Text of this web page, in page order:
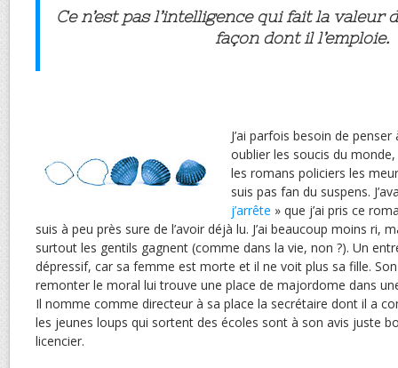
Ce n’est pas l’intelligence qui fait la valeur
façon dont il l’emploie.
J’ai parfois besoin de
oublier les soucis du
les romans policiers les
suis pas fan du suspens.
j’arrête » que j’ai pris ce
suis à peu près sure de l’avoir déjà lu. J’ai beaucoup moins ri,
surtout les gentils gagnent (comme dans la vie, non ?). Un
dépressif, car sa femme est morte et il ne voit plus sa fille.
remonter le moral lui trouve une place de majordome dans
Il nomme comme directeur à sa place la secrétaire dont il a
les jeunes loups qui sortent des écoles sont à son avis juste
licencier.